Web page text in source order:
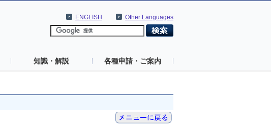
Other Languages
ENGLISH
知識・解説 各種申請・ご案内